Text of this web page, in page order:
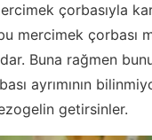
çorbasıyla
mercimek çorbası
Buna rağmen
ayrımının
getirsinler.